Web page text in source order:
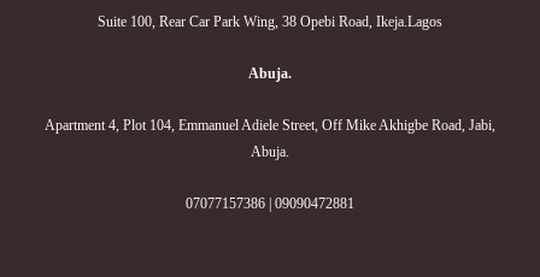
Suite 100, Rear Car Park Wing, 38 Opebi Road, Ikeja.Lagos
Abuja.
Apartment 4, Plot 104, Emmanuel Adiele Street, Off Mike Akhigbe Road, Jabi,
Abuja.
07077157386 | 09090472881